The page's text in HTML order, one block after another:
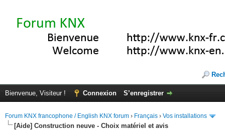
Bienvenue, Visiteur ! Connexion S’enregistrer
Forum KNX francophone / English KNX forum › Français › Vos installations
[Aide] Construction neuve - Choix matériel et avis